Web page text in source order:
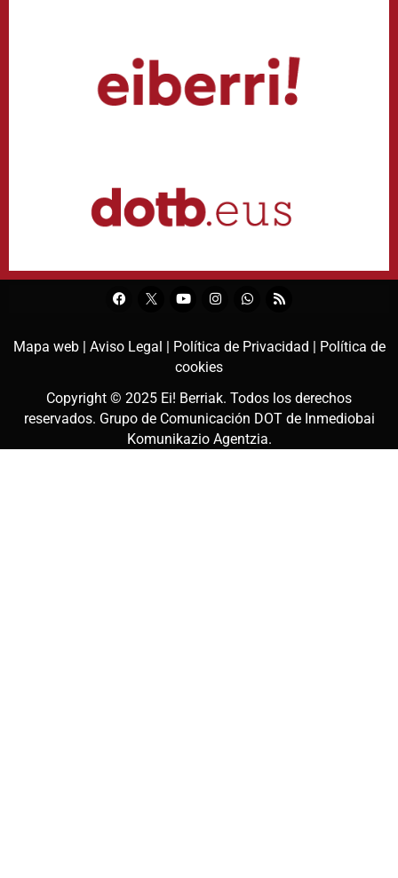
Mapa web | Aviso Legal | Política de Privacidad | Política de
cookies
Copyright © 2025 Ei! Berriak. Todos los derechos
reservados. Grupo de Comunicación DOT de Inmediobai
Komunikazio Agentzia.